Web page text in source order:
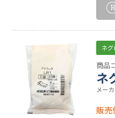
ネ
商品
ネ
メー
販売